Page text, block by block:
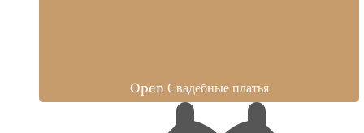
Open Свадебные платья